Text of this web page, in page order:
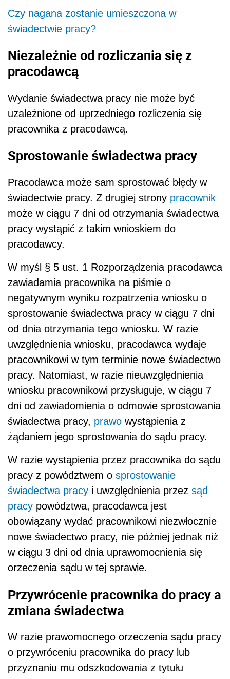
Czy nagana zostanie umieszczona w
świadectwie pracy?
Niezależnie od rozliczania się z
pracodawcą
Wydanie świadectwa pracy nie może być
uzależnione od uprzedniego rozliczenia się
pracownika z pracodawcą.
Sprostowanie świadectwa pracy
Pracodawca może sam sprostować błędy w
świadectwie pracy. Z drugiej strony pracownik
może w ciągu 7 dni od otrzymania świadectwa
pracy wystąpić z takim wnioskiem do
pracodawcy.
W myśl § 5 ust. 1 Rozporządzenia pracodawca
zawiadamia pracownika na piśmie o
negatywnym wyniku rozpatrzenia wniosku o
sprostowanie świadectwa pracy w ciągu 7 dni
od dnia otrzymania tego wniosku. W razie
uwzględnienia wniosku, pracodawca wydaje
pracownikowi w tym terminie nowe świadectwo
pracy. Natomiast, w razie nieuwzględnienia
wniosku pracownikowi przysługuje, w ciągu 7
dni od zawiadomienia o odmowie sprostowania
świadectwa pracy, prawo wystąpienia z
żądaniem jego sprostowania do sądu pracy.
W razie wystąpienia przez pracownika do sądu
pracy z powództwem o sprostowanie
świadectwa pracy i uwzględnienia przez sąd
pracy powództwa, pracodawca jest
obowiązany wydać pracownikowi niezwłocznie
nowe świadectwo pracy, nie później jednak niż
w ciągu 3 dni od dnia uprawomocnienia się
orzeczenia sądu w tej sprawie.
Przywrócenie pracownika do pracy a
zmiana świadectwa
W razie prawomocnego orzeczenia sądu pracy
o przywróceniu pracownika do pracy lub
przyznaniu mu odszkodowania z tytułu